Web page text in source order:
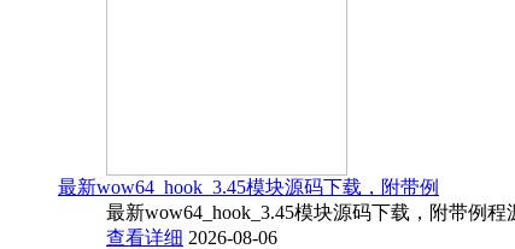
最新wow64_hook_3.45模块源码下载，附带例
最新wow64_hook_3.45模块源码下载，附带例
查看详细 2026-08-06